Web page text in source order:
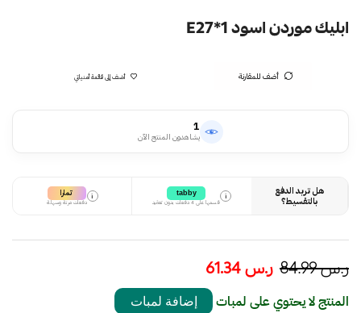
ابليك موردن اسود E27*1
أضف للمقارنة أضف إلى قائمة أمنياتي
1
يشاهدون المنتج الآن
هل تريد الدفع
بالتقسيط؟
i
tabby
قسمها على 4 دفعات بدون تعقيد
i تمارا
دفعات مرنة وسهلة
ر.س84.99 ر.س
المنتج لا يحتوي على لمبات إضافة لمبات